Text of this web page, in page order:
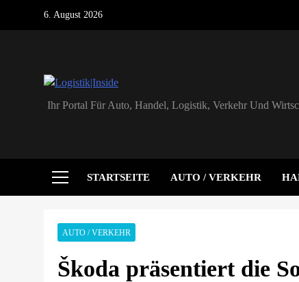
6. August 2026
Logistik|Inside
Ihr Portal Für Auto, Handel, Logistik, Verkehr Und
STARTSEITE AUTO / VERKEHR
AUTO / VERKEHR
Škoda präsentiert die